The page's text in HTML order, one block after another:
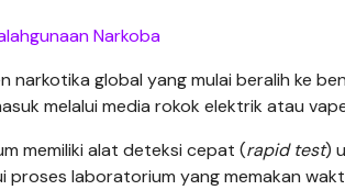
Narkoba
global yang mulai beralih ke
melalui media rokok elektrik atau
memiliki alat deteksi cepat (rapid test)
laboratorium yang memakan